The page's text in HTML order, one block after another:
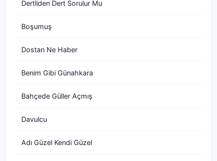
Dertliden Dert Sorulur Mu
Boşumuş
Dostan Ne Haber
Benim Gibi Günahkara
Bahçede Güller Açmış
Davulcu
Adı Güzel Kendi Güzel